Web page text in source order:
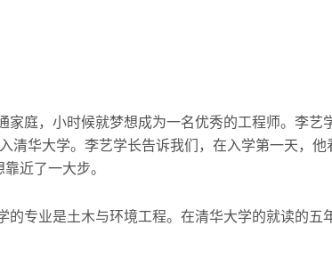
家庭，小时候就梦想成为一名优秀的工程师。李艺
清华大学。李艺学长告诉我们，在入学第一天，
近了一大步。
专业是土木与环境工程。在清华大学的就读的五